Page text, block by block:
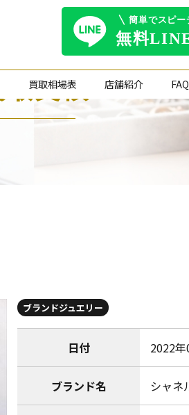
買取相場表 店舗紹介 FAQ
実績
ブランドジュエリー
日付 2022
ブランド名 シャネ